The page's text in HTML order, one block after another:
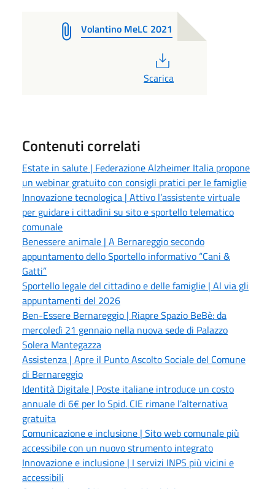
Volantino MeLC 2021
Scarica
Contenuti correlati
Estate in salute | Federazione Alzheimer Italia propone
un webinar gratuito con consigli pratici per le famiglie
Innovazione tecnologica | Attivo l’assistente virtuale
per guidare i cittadini su sito e sportello telematico
comunale
Benessere animale | A Bernareggio secondo
appuntamento dello Sportello informativo “Cani &
Gatti”
Sportello legale del cittadino e delle famiglie | Al via gli
appuntamenti del 2026
Ben-Essere Bernareggio | Riapre Spazio BeBè: da
mercoledì 21 gennaio nella nuova sede di Palazzo
Solera Mantegazza
Assistenza | Apre il Punto Ascolto Sociale del Comune
di Bernareggio
Identità Digitale | Poste italiane introduce un costo
annuale di 6€ per lo Spid. CIE rimane l’alternativa
gratuita
Comunicazione e inclusione | Sito web comunale più
accessibile con un nuovo strumento integrato
Innovazione e inclusione | I servizi INPS più vicini e
accessibili